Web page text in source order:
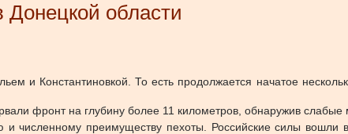
Донецкой области
и Константиновкой. То есть продолжается начатое
фронт на глубину более 11 километров, обнаружив
численному преимуществу пехоты. Российские силы вошли